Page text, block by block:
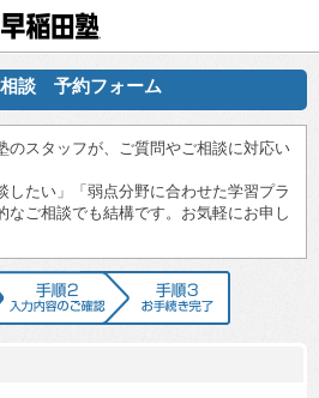
談 予約フォーム
のスタッフが、ご質問やご相談に対応い
したい」「弱点分野に合わせた学習プラ
なご相談でも結構です。お気軽にお申し
手順1 個人情報のご入力手順2 入力内容のご確認